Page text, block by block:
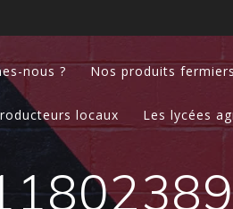
nous ? Nos produits fermiers
locaux Les lycées